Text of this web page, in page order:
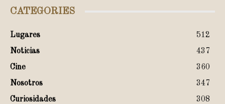
CATEGORIES
Lugares
512
Noticias
437
Cine
360
Nosotros
347
Curiosidades
308